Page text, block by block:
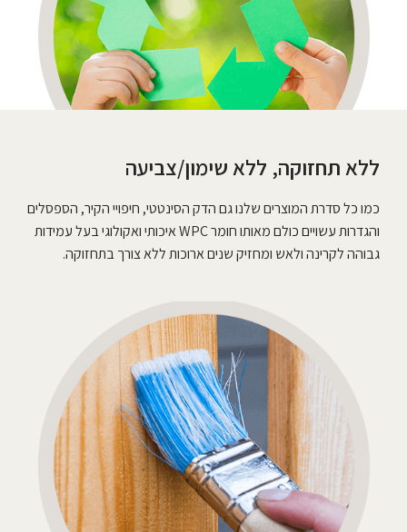
ללא תחזוקה, ללא שימון/צביעה
כמו כל סדרת המוצרים שלנו גם הדק הסינטטי, חיפויי הקיר, הספסלים
והגדרות עשויים כולם מאותו חומר WPC איכותי ואקולוגי בעל עמידות
גבוהה לקרינה ולאש ומחזיק שנים ארוכות ללא צורך בתחזוקה.